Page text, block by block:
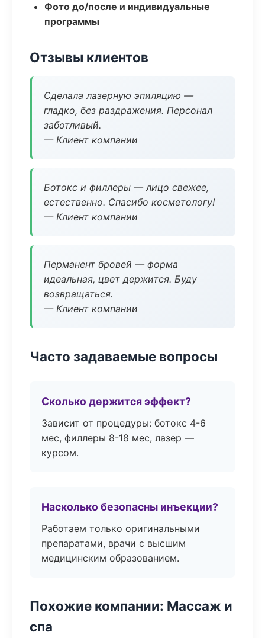
Фото до/после и индивидуальные
программы
Отзывы клиентов
Сделала лазерную эпиляцию —
гладко, без раздражения. Персонал
заботливый.
— Клиент компании
Ботокс и филлеры — лицо свежее,
естественно. Спасибо косметологу!
— Клиент компании
Перманент бровей — форма
идеальная, цвет держится. Буду
возвращаться.
— Клиент компании
Часто задаваемые вопросы
Сколько держится эффект?
Зависит от процедуры: ботокс 4-6
мес, филлеры 8-18 мес, лазер —
курсом.
Насколько безопасны инъекции?
Работаем только оригинальными
препаратами, врачи с высшим
медицинским образованием.
Похожие компании: Массаж и
спа